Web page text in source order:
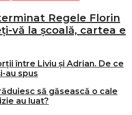
Regele Florin
vă la școală, cartea e
între Liviu și Adrian. De ce
au spus
să găsească o cale
au luat?